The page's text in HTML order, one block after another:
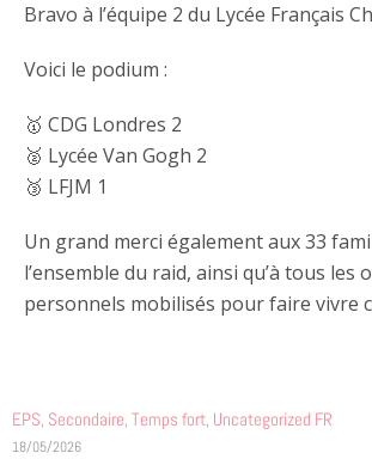
Bravo à l’équipe 2 du Lycée Français
Voici le podium :
🥇 CDG Londres 2
🥈 Lycée Van Gogh 2
🥉 LFJM 1
Un grand merci également aux 33
l’ensemble du raid, ainsi qu’à tous
personnels mobilisés pour faire vivre
EPS, Secondaire, Temps fort, Uncategorized FR
18/05/2026